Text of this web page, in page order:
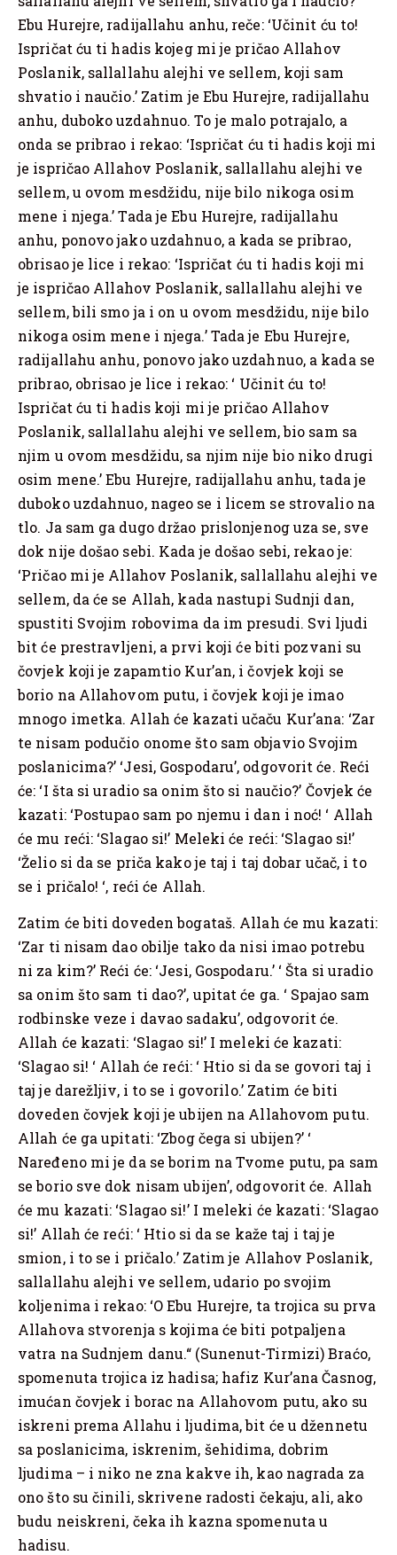
Ebu Hurejre, radijallahu anhu, reče: ‘Učinit ću to!
Ispričat ću ti hadis kojeg mi je pričao Allahov
Poslanik, sallallahu alejhi ve sellem, koji sam
shvatio i naučio.’ Zatim je Ebu Hurejre, radijallahu
anhu, duboko uzdahnuo. To je malo potrajalo, a
onda se pribrao i rekao: ‘Ispričat ću ti hadis koji mi
je ispričao Allahov Poslanik, sallallahu alejhi ve
sellem, u ovom mesdžidu, nije bilo nikoga osim
mene i njega.’ Tada je Ebu Hurejre, radijallahu
anhu, ponovo jako uzdahnuo, a kada se pribrao,
obrisao je lice i rekao: ‘Ispričat ću ti hadis koji mi
je ispričao Allahov Poslanik, sallallahu alejhi ve
sellem, bili smo ja i on u ovom mesdžidu, nije bilo
nikoga osim mene i njega.’ Tada je Ebu Hurejre,
radijallahu anhu, ponovo jako uzdahnuo, a kada se
pribrao, obrisao je lice i rekao: ‘ Učinit ću to!
Ispričat ću ti hadis koji mi je pričao Allahov
Poslanik, sallallahu alejhi ve sellem, bio sam sa
njim u ovom mesdžidu, sa njim nije bio niko drugi
osim mene.’ Ebu Hurejre, radijallahu anhu, tada je
duboko uzdahnuo, nageo se i licem se strovalio na
tlo. Ja sam ga dugo držao prislonjenog uza se, sve
dok nije došao sebi. Kada je došao sebi, rekao je:
‘Pričao mi je Allahov Poslanik, sallallahu alejhi ve
sellem, da će se Allah, kada nastupi Sudnji dan,
spustiti Svojim robovima da im presudi. Svi ljudi
bit će prestravljeni, a prvi koji će biti pozvani su
čovjek koji je zapamtio Kur’an, i čovjek koji se
borio na Allahovom putu, i čovjek koji je imao
mnogo imetka. Allah će kazati učaču Kur’ana: ‘Zar
te nisam podučio onome što sam objavio Svojim
poslanicima?’ ‘Jesi, Gospodaru’, odgovorit će. Reći
će: ‘I šta si uradio sa onim što si naučio?’ Čovjek će
kazati: ‘Postupao sam po njemu i dan i noć! ‘ Allah
će mu reći: ‘Slagao si!’ Meleki će reći: ‘Slagao si!’
‘Želio si da se priča kako je taj i taj dobar učač, i to
se i pričalo! ‘, reći će Allah.
Zatim će biti doveden bogataš. Allah će mu kazati:
‘Zar ti nisam dao obilje tako da nisi imao potrebu
ni za kim?’ Reći će: ‘Jesi, Gospodaru.’ ‘ Šta si uradio
sa onim što sam ti dao?’, upitat će ga. ‘ Spajao sam
rodbinske veze i davao sadaku’, odgovorit će.
Allah će kazati: ‘Slagao si!’ I meleki će kazati:
‘Slagao si! ‘ Allah će reći: ‘ Htio si da se govori taj i
taj je darežljiv, i to se i govorilo.’ Zatim će biti
doveden čovjek koji je ubijen na Allahovom putu.
Allah će ga upitati: ‘Zbog čega si ubijen?’ ‘
Naređeno mi je da se borim na Tvome putu, pa sam
se borio sve dok nisam ubijen’, odgovorit će. Allah
će mu kazati: ‘Slagao si!’ I meleki će kazati: ‘Slagao
si!’ Allah će reći: ‘ Htio si da se kaže taj i taj je
smion, i to se i pričalo.’ Zatim je Allahov Poslanik,
sallallahu alejhi ve sellem, udario po svojim
koljenima i rekao: ‘O Ebu Hurejre, ta trojica su prva
Allahova stvorenja s kojima će biti potpaljena
vatra na Sudnjem danu.“ (Sunenut-Tirmizi) Braćo,
spomenuta trojica iz hadisa; hafiz Kur’ana Časnog,
imućan čovjek i borac na Allahovom putu, ako su
iskreni prema Allahu i ljudima, bit će u džennetu
sa poslanicima, iskrenim, šehidima, dobrim
ljudima – i niko ne zna kakve ih, kao nagrada za
ono što su činili, skrivene radosti čekaju, ali, ako
budu neiskreni, čeka ih kazna spomenuta u
hadisu.